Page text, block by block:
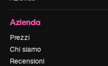
Azienda
Prezzi
Chi siamo
Recensioni